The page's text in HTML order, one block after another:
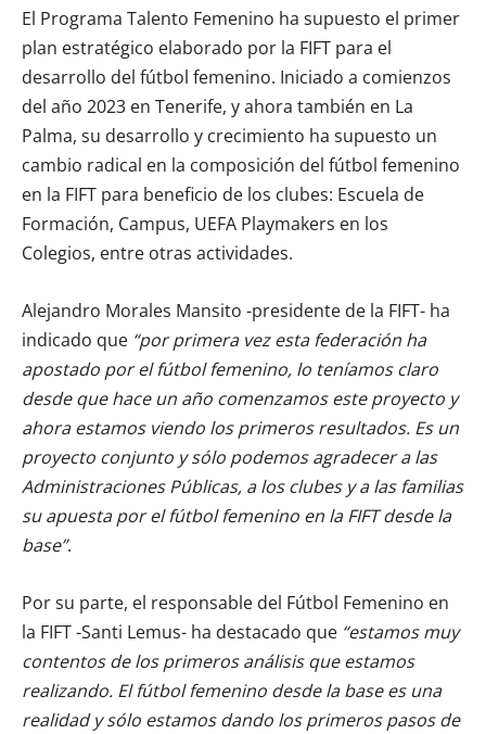
El Programa Talento Femenino ha supuesto el primer
plan estratégico elaborado por la FIFT para el
desarrollo del fútbol femenino. Iniciado a comienzos
del año 2023 en Tenerife, y ahora también en La
Palma, su desarrollo y crecimiento ha supuesto un
cambio radical en la composición del fútbol femenino
en la FIFT para beneficio de los clubes: Escuela de
Formación, Campus, UEFA Playmakers en los
Colegios, entre otras actividades.
Alejandro Morales Mansito -presidente de la FIFT- ha
indicado que “por primera vez esta federación ha
apostado por el fútbol femenino, lo teníamos claro
desde que hace un año comenzamos este proyecto y
ahora estamos viendo los primeros resultados. Es un
proyecto conjunto y sólo podemos agradecer a las
Administraciones Públicas, a los clubes y a las familias
su apuesta por el fútbol femenino en la FIFT desde la
base”.
Por su parte, el responsable del Fútbol Femenino en
la FIFT -Santi Lemus- ha destacado que “estamos muy
contentos de los primeros análisis que estamos
realizando. El fútbol femenino desde la base es una
realidad y sólo estamos dando los primeros pasos de